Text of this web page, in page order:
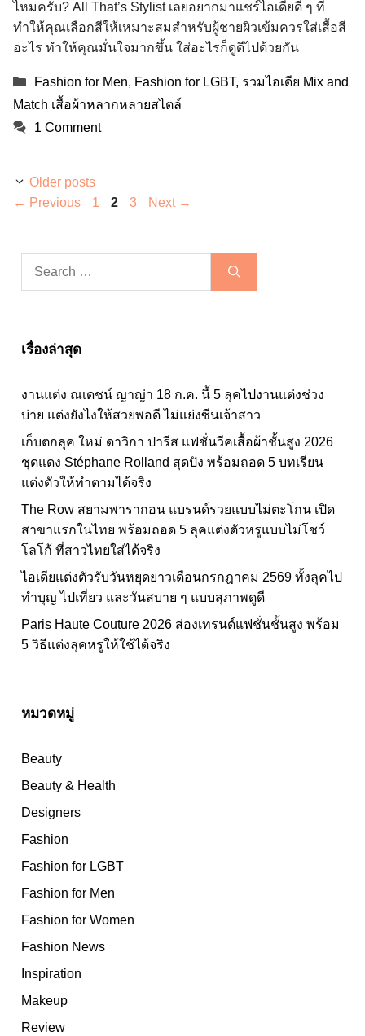
ไหมครับ? All That’s Stylist เลยอยากมาแชร์ไอเดียดี ๆ ที่
ทำให้คุณเลือกสีให้เหมาะสมสำหรับผู้ชายผิวเข้มควรใส่เสื้อสี
อะไร ทำให้คุณมั่นใจมากขึ้น ใส่อะไรก็ดูดีไปด้วยกัน
Categories
Fashion for Men, Fashion for LGBT, รวมไอเดีย Mix and
Match เสื้อผ้าหลากหลายสไตล์
1 Comment
Older posts
← Previous Page
1 Page
2 Page
3 Next →
เรื่องล่าสุด
งานแต่ง ณเดชน์ ญาญ่า 18 ก.ค. นี้ 5 ลุคไปงานแต่งช่วง
บ่าย แต่งยังไงให้สวยพอดี ไม่แย่งซีนเจ้าสาว
เก็บตกลุค ใหม่ ดาวิกา ปารีส แฟชั่นวีคเสื้อผ้าชั้นสูง 2026
ชุดแดง Stéphane Rolland สุดปัง พร้อมถอด 5 บทเรียน
แต่งตัวให้ทำตามได้จริง
The Row สยามพารากอน แบรนด์รวยแบบไม่ตะโกน เปิด
สาขาแรกในไทย พร้อมถอด 5 ลุคแต่งตัวหรูแบบไม่โชว์
โลโก้ ที่สาวไทยใส่ได้จริง
ไอเดียแต่งตัวรับวันหยุดยาวเดือนกรกฎาคม 2569 ทั้งลุคไป
ทำบุญ ไปเที่ยว และวันสบาย ๆ แบบสุภาพดูดี
Paris Haute Couture 2026 ส่องเทรนด์แฟชั่นชั้นสูง พร้อม
5 วิธีแต่งลุคหรูให้ใช้ได้จริง
หมวดหมู่
Beauty
Beauty & Health
Designers
Fashion
Fashion for LGBT
Fashion for Men
Fashion for Women
Fashion News
Inspiration
Makeup
Review